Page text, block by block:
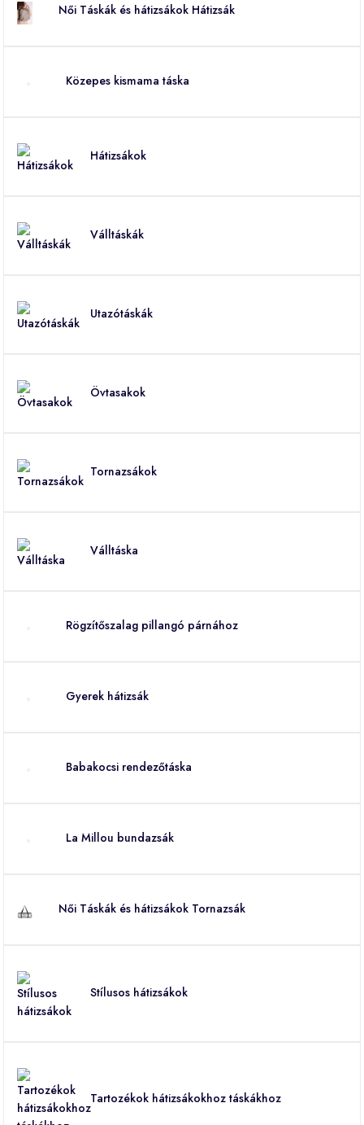
Női Táskák és hátizsákok Hátizsák
Közepes kismama táska
Hátizsákok
Válltáskák
Utazótáskák
Övtasakok
Tornazsákok
Válltáska
Rögzítőszalag pillangó párnához
Gyerek hátizsák
Babakocsi rendezőtáska
La Millou bundazsák
Női Táskák és hátizsákok Tornazsák
Stílusos hátizsákok
Tartozékok hátizsákokhoz táskákhoz